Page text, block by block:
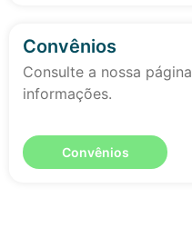
Convênios
Consulte a nossa
informações.
Convênios